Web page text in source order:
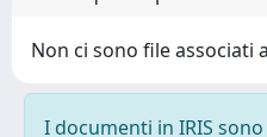
Non ci sono file associati
I documenti in IRIS